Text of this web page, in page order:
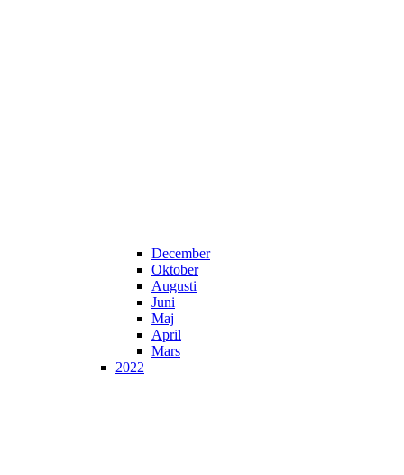
December
Oktober
Augusti
Juni
Maj
April
Mars
2022